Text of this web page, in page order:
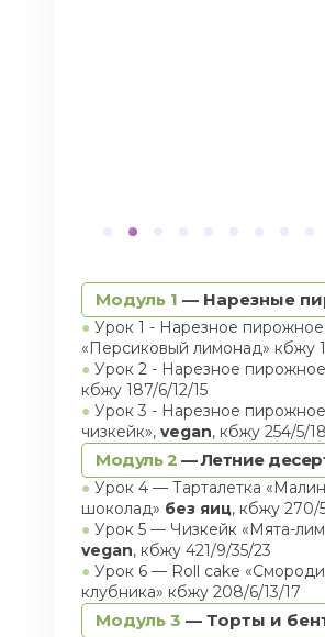
Модуль 1 — Нарезные
● Урок 1 - Нарезное пирожное
«Персиковый лимонад» кбжу
● Урок 2 - Нарезное
кбжу 187/6/12/15
● Урок 3 - Нарезное
чизкейк», vegan, кбжу 254/5/
Модуль 2 —Летние
● Урок 4 — Тарталетка
шоколад» без яиц, кбжу 270/
● Урок 5 — Чизкейк «Мята-
vegan, кбжу 421/9/35/23
● Урок 6 — Roll cake
клубника» кбжу 208/6/13/17
Модуль 3 — Торты и